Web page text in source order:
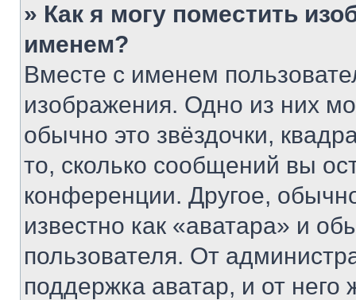
» Как я могу поместить
именем?
Вместе с именем
изображения. Одно из них
обычно это звёздочки,
то, сколько сообщений вы
конференции. Другое,
известно как «аватара» и
пользователя. От
поддержка аватар, и от него